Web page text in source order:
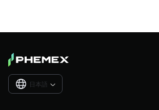
日本語 